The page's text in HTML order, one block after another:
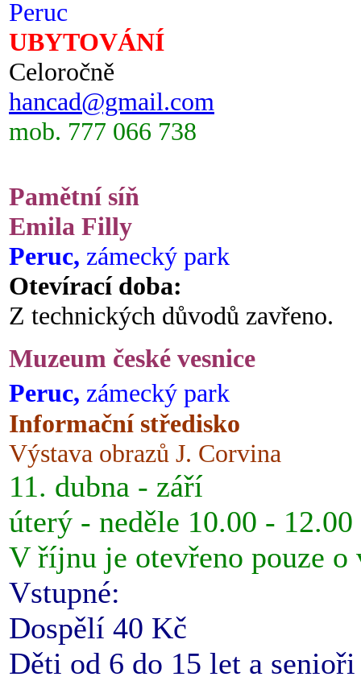
Peruc
UBYTOVÁNÍ
Celoročně
hancad@gmail.com
mob. 777 066 738
Pamětní síň
Emila Filly
Peruc, zámecký park
Otevírací doba:
Z technických důvodů zavřeno.
Muzeum české vesnice
Peruc, zámecký park
Informační středisko
Výstava obrazů J. Corvina
11. dubna - září
úterý - neděle 10.00 -
V říjnu je otevřeno pouze o
Vstupné:
Dospělí 40 Kč
Děti od 6 do 15 let a